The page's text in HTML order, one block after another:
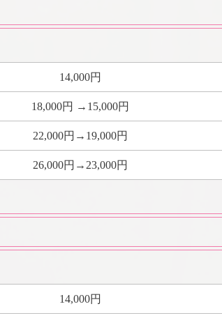
14,000円
18,000円 →15,000円
22,000円→19,000円
26,000円→23,000円
14,000円